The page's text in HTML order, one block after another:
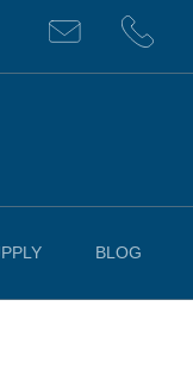
BLOG